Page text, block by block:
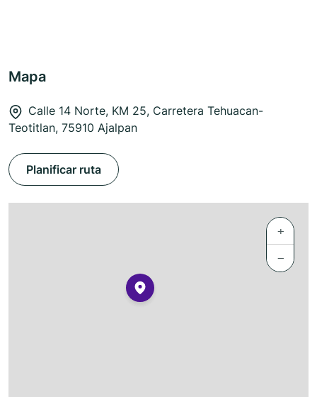
Mapa
Calle 14 Norte, KM 25, Carretera Tehuacan-
Teotitlan, 75910 Ajalpan
Planificar ruta
+
−